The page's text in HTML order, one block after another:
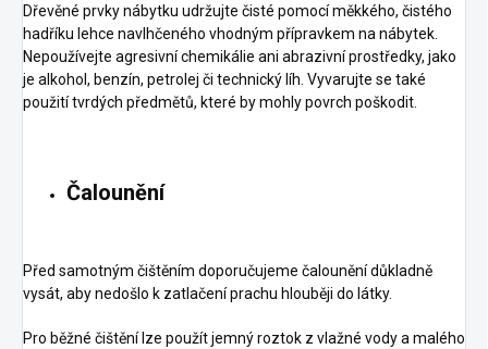
Dřevěné prvky nábytku udržujte čisté pomocí měkkého, čistého
hadříku lehce navlhčeného vhodným přípravkem na nábytek.
Nepoužívejte agresivní chemikálie ani abrazivní prostředky, jako
je alkohol, benzín, petrolej či technický líh. Vyvarujte se také
použití tvrdých předmětů, které by mohly povrch poškodit.
Čalounění
Před samotným čištěním doporučujeme čalounění důkladně
vysát, aby nedošlo k zatlačení prachu hlouběji do látky.
Pro běžné čištění lze použít jemný roztok z vlažné vody a malého